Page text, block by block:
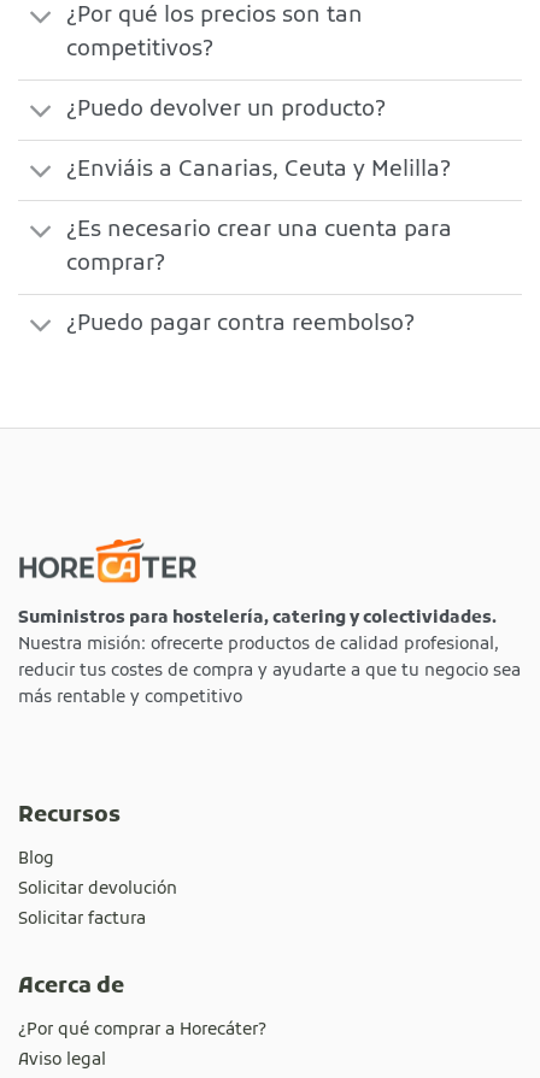
¿Por qué los precios son tan
competitivos?
¿Puedo devolver un producto?
¿Enviáis a Canarias, Ceuta y Melilla?
¿Es necesario crear una cuenta para
comprar?
¿Puedo pagar contra reembolso?
Suministros para hostelería, catering y colectividades.
Nuestra misión: ofrecerte productos de calidad profesional,
reducir tus costes de compra y ayudarte a que tu negocio sea
más rentable y competitivo
Recursos
Blog
Solicitar devolución
Solicitar factura
Acerca de
¿Por qué comprar a Horecáter?
Aviso legal